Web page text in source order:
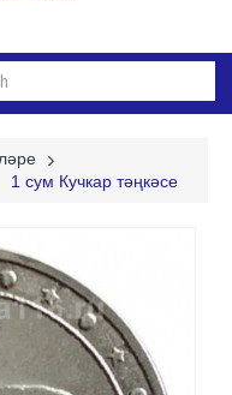
1 сум Кучкар тәңкәсе